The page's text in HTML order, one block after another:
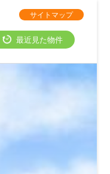
サイトマップ
最近見た物件